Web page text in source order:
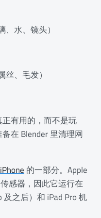
水、镜头）
、毛发）
有用的，而不是玩
在 Blender 里清理网
的一部分。Apple
传感器，因此它运行在
及之后）和 iPad Pro 机